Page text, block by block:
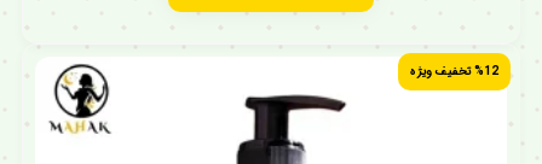
%12 تخفیف ویژه